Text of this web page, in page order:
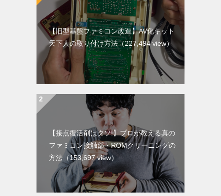
【旧型基盤ファミコン改造】AV化キット
天下人の取り付け方法（227,494 view）
【接点復活剤はクソ!】プロが教える真の
ファミコン接触部・ROMクリーニングの
方法（153,697 view）